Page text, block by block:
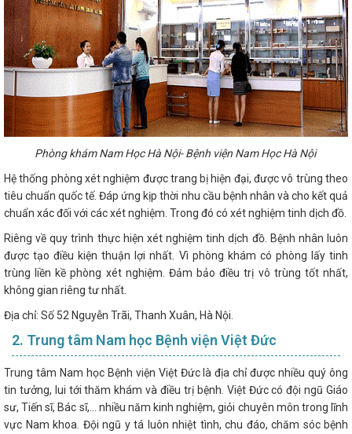
Phòng khám Nam Học Hà Nội- Bệnh viện Nam Học Hà Nội
Hệ thống phòng xét nghiệm được trang bị hiện đại, được vô trùng theo
tiêu chuẩn quốc tế. Đáp ứng kịp thời nhu cầu bệnh nhân và cho kết quả
chuẩn xác đối với các xét nghiệm. Trong đó có xét nghiệm tinh dịch đồ.
Riêng về quy trình thực hiện xét nghiệm tinh dịch đồ. Bệnh nhân luôn
được tạo điều kiện thuận lợi nhất. Vì phòng khám có phòng lấy tinh
trùng liền kề phòng xét nghiệm. Đảm bảo điều trị vô trùng tốt nhất,
không gian riêng tư nhất.
Địa chỉ: Số 52 Nguyễn Trãi, Thanh Xuân, Hà Nội.
2. Trung tâm Nam học Bệnh viện Việt Đức
Trung tâm Nam học Bệnh viện Việt Đức là địa chỉ được nhiều quý ông
tin tưởng, lui tới thăm khám và điều trị bệnh. Việt Đức có đội ngũ Giáo
sư, Tiến sĩ, Bác sĩ,... nhiều năm kinh nghiệm, giỏi chuyên môn trong lĩnh
vực Nam khoa. Đội ngũ y tá luôn nhiệt tình, chu đáo, chăm sóc bệnh